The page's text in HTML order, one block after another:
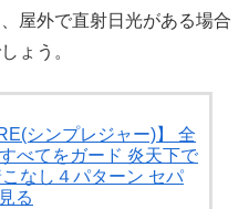
屋外で直射日光がある場合
ょう。
シンプレジャー)】 全
べてをガード 炎天下で
なし４パターン セパ
る